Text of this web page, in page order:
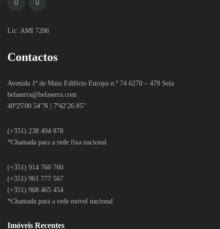
Lic. AMI 7206
Contactos
Avenida 1º de Maio Edificio Europa n.º 74 6270 – 479 Seia
belaserra@belaserra.com
40º25'00.54''N | 7º42'26.85''
(+351) 238 494 878
*Chamada para a rede fixa nacional
(+351) 914 760 760
(+351) 961 777 567
(+351) 968 465 454
*Chamada para a rede móvel nacional
Imóveis Recentes